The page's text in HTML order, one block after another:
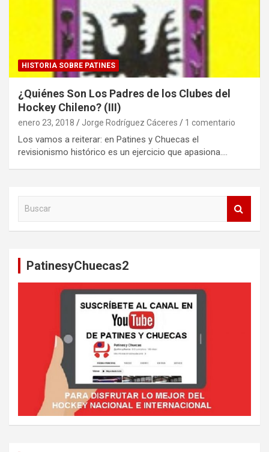
HISTORIA SOBRE PATINES
¿Quiénes Son Los Padres de los Clubes del
Hockey Chileno? (III)
enero 23, 2018 Jorge Rodríguez Cáceres 1 comentario
Los vamos a reiterar: en Patines y Chuecas el
revisionismo histórico es un ejercicio que apasiona.…
PatinesyChuecas2